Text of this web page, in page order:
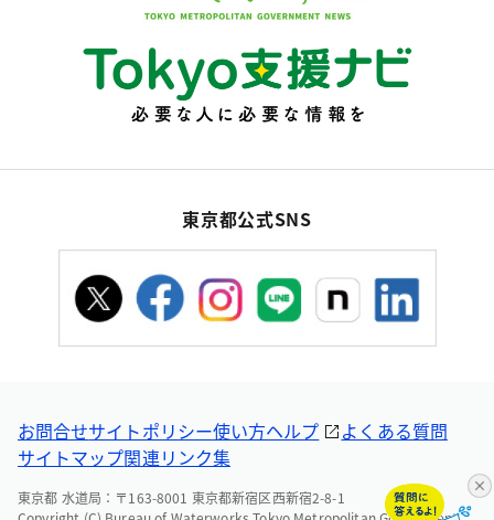
東京都公式SNS
お問合せサイトポリシー使い方ヘルプ
よくある質問
サイトマップ関連リンク集
東京都 水道局：〒163-8001 東京都新宿区西新宿2-8-1